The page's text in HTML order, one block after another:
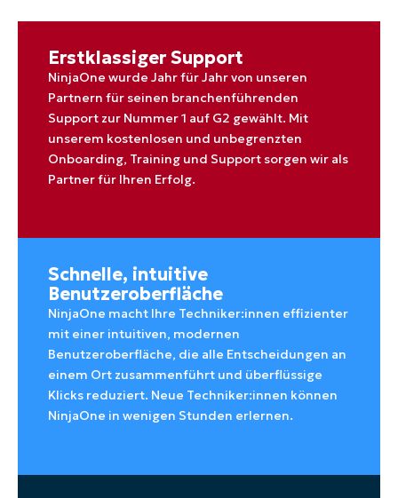
Erstklassiger Support
NinjaOne wurde Jahr für Jahr von unseren
Partnern für seinen branchenführenden
Support zur Nummer 1 auf G2 gewählt. Mit
unserem kostenlosen und unbegrenzten
Onboarding, Training und Support sorgen wir als
Partner für Ihren Erfolg.
Schnelle, intuitive
Benutzeroberfläche
NinjaOne macht Ihre Techniker:innen effizienter
mit einer intuitiven, modernen
Benutzeroberfläche, die alle Entscheidungen an
einem Ort zusammenführt und überflüssige
Klicks reduziert. Neue Techniker:innen können
NinjaOne in wenigen Stunden erlernen.